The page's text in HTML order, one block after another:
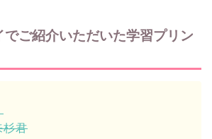
でご紹介いただいた学習プリン
杉君